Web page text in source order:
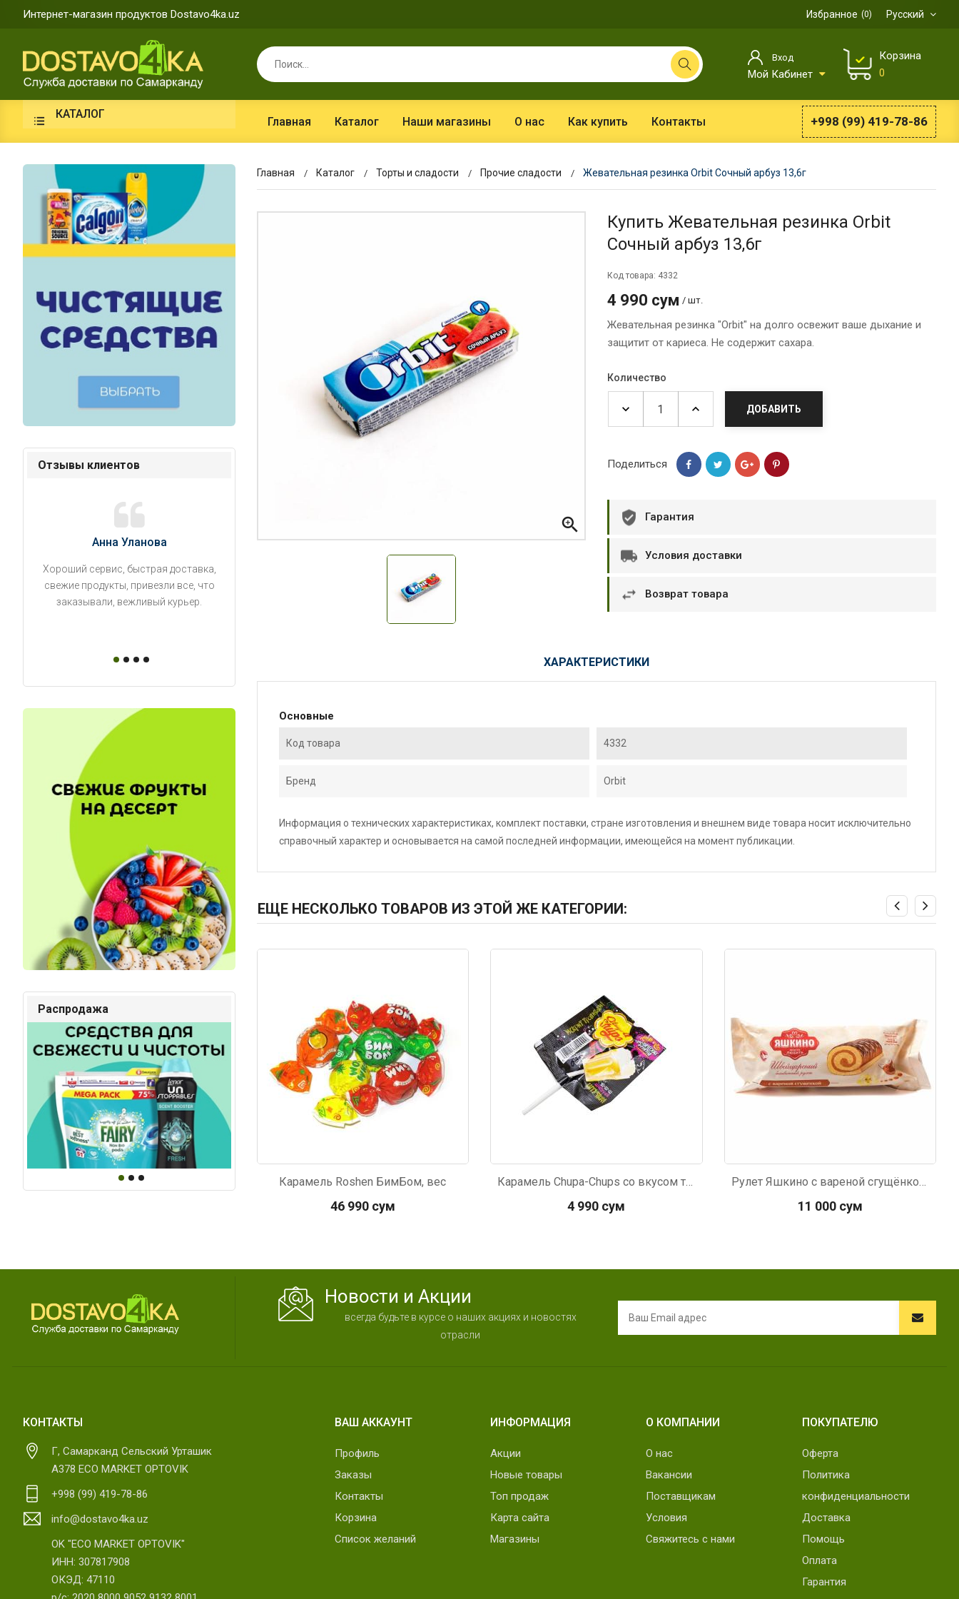
Интернет-магазин продуктов Dostavo4ka.uz Русский
Избранное 0
Вход
Мой Кабинет
Корзина
0
КАТАЛОГ
Главная Каталог Наши магазины О нас Как купить Контакты +998 (99) 419-78-86
Отзывы клиентов
Анна Уланова
Хороший сервис, быстрая доставка,
свежие продукты, привезли все, что
заказывали, вежливый курьер.
Александр П. Ольга Кузяева
привезли раньше назначенного
времени. Курьер Анвар, спасибо ему!
максимально быстро. Покупал мясо
Распродажа
Главная Каталог Торты и сладости Прочие сладости Жевательная резинка Orbit Сочный арбуз 13,6г

Купить Жевательная резинка Orbit
Сочный арбуз 13,6г
Код товара: 4332
4 990 сум / шт.
Жевательная резинка "Orbit" на долго освежит ваше дыхание и
защитит от кариеса. Не содержит сахара.
Количество
ДОБАВИТЬ
Поделиться
Гарантия
Условия доставки
Возврат товара
ХАРАКТЕРИСТИКИ
Основные
Код товара 4332
Бренд Orbit
Информация о технических характеристиках, комплект поставки, стране изготовления и внешнем виде товара носит исключительно
справочный характер и основывается на самой последней информации, имеющейся на момент публикации.
ЕЩЕ НЕСКОЛЬКО ТОВАРОВ ИЗ ЭТОЙ ЖЕ КАТЕГОРИИ:
Код: 1198
Карамель Roshen БимБом, вес
46 990 сум
Карамель Chupa-Chups со вкусом тропических фруктов 15г
4 990 сум
Рулет Яшкино с вареной сгущёнкой 200г
11 000 сум
Новости и Акции
всегда будьте в курсе о наших акциях и новостях
отрасли
КОНТАКТЫ
Г, Самарканд Сельский Урташик
А378 ECO MARKET OPTOVIK
+998 (99) 419-78-86
info@dostavo4ka.uz
OK "ECO MARKET OPTOVIK"
ИНН: 307817908
ОКЭД: 47110
ВАШ АККАУНТ
Профиль
Заказы
Контакты
Корзина
Список желаний
ИНФОРМАЦИЯ
Акции
Новые товары
Топ продаж
Карта сайта
Магазины
О КОМПАНИИ
О нас
Вакансии
Поставщикам
Условия
Свяжитесь с нами
ПОКУПАТЕЛЮ
Оферта
Политика
конфиденциальности
Доставка
Помощь
Оплата
Гарантия